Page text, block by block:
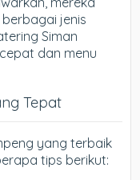
jenis
Siman
dan menu
Tepat
yang terbaik
tips berikut: